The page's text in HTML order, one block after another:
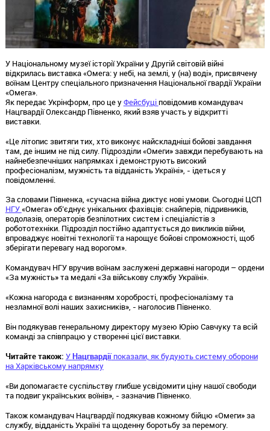
У Національному музеї історії України у Другій світовій війні
відкрилась виставка «Омега: у небі, на землі, у (на) воді», присвячену
воїнам Центру спеціального призначення Національної гвардії України
«Омега».
Як передає Укрінформ, про це уФейсбуціповідомив командувач
Нацгвардії Олександр Півненко, який взяв участь у відкритті
виставки.
«Це літопис звитяги тих, хто виконує найскладніші бойові завдання
там, де іншим не під силу. Підрозділи «Омеги» завжди перебувають на
найнебезпечніших напрямках і демонструють високий
професіоналізм, мужність та відданість Україні», - ідеться у
повідомленні.
За словами Півненка, «сучасна війна диктує нові умови. Сьогодні ЦСП
НГУ«Омега» об’єднує унікальних фахівців: снайперів, підривників,
водолазів, операторів безпілотних систем і спеціалістів з
робототехніки. Підрозділ постійно адаптується до викликів війни,
впроваджує новітні технології та нарощує бойові спроможності, щоб
зберігати перевагу над ворогом».
Командувач НГУ вручив воїнам заслужені державні нагороди – ордени
«За мужність» та медалі «За військову службу Україні».
«Кожна нагорода є визнанням хоробрості, професіоналізму та
незламної волі наших захисників», - наголосив Півненко.
Він подякував генеральному директору музею Юрію Савчуку та всій
команді за співпрацю у створенні цієї виставки.
Читайте також: УНацгвардіїпоказали, як будують систему оборони
на Харківському напрямку
«Ви допомагаєте суспільству глибше усвідомити ціну нашої свободи
та подвиг українських воїнів», - зазначив Півненко.
Також командувач Нацгвардії подякував кожному бійцю «Омеги» за
службу, відданість Україні та щоденну боротьбу за перемогу.